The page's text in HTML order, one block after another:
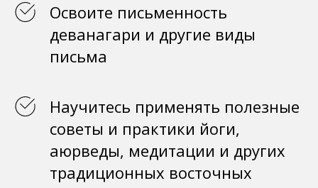
Освоите письменность
деванагари и другие виды
письма
Научитесь применять полезные
советы и практики йоги,
аюрведы, медитации и других
традиционных восточных